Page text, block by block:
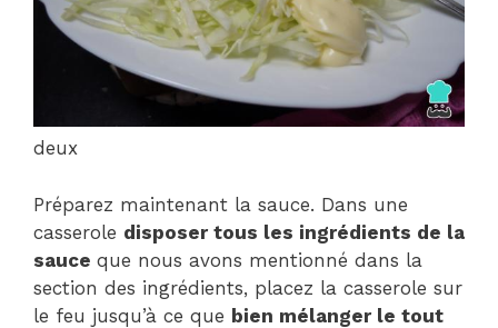
deux
Préparez maintenant la sauce. Dans une
casserole disposer tous les ingrédients de la
sauce que nous avons mentionné dans la
section des ingrédients, placez la casserole sur
le feu jusqu’à ce que bien mélanger le tout